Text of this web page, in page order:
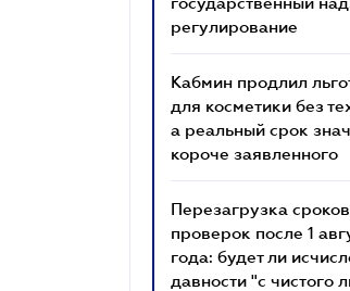
регулирование
Кабмин продлил
для косметики без
а реальный срок
короче заявленного
Перезагрузка
проверок после 1
года: будет ли
давности "с чистого